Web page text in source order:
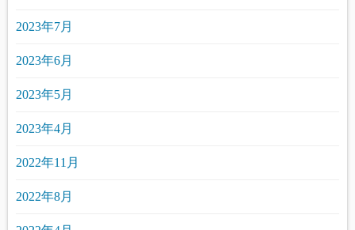
2023年7月
2023年6月
2023年5月
2023年4月
2022年11月
2022年8月